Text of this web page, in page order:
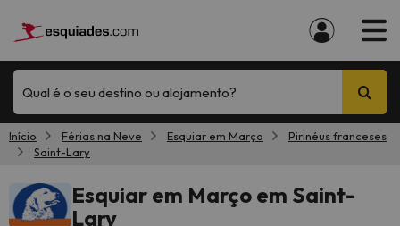
Qual é o seu destino ou alojamento?
Início Férias na Neve Esquiar em Março
Pirinéus franceses
Saint-Lary
Esquiar em Março em Saint-
Lary